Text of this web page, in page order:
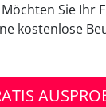
Sie Ihr
kostenlose